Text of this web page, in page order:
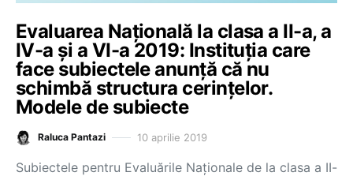
Evaluarea Națională la clasa a II-a, a
IV-a și a VI-a 2019: Instituția care
face subiectele anunță că nu
schimbă structura cerințelor.
Modele de subiecte
Raluca Pantazi 10 aprilie 2019
Subiectele pentru Evaluările Naționale de la clasa a II-